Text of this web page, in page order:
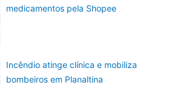
medicamentos pela Shopee
Incêndio atinge clínica e mobiliza
bombeiros em Planaltina